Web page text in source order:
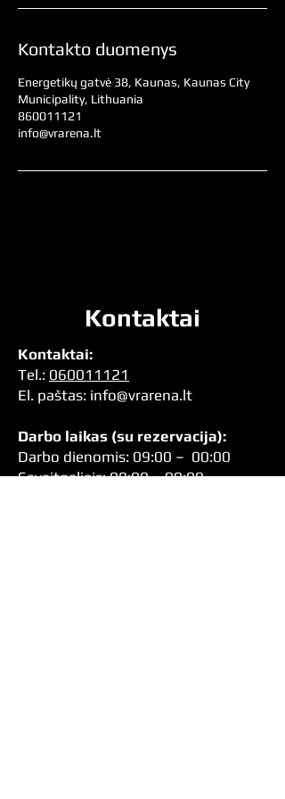
Kontakto duomenys
Energetikų gatvė 38, Kaunas, Kaunas City
Municipality, Lithuania
860011121
info@vrarena.lt
Kontaktai
Kontaktai:
Tel.: 060011121
El. paštas: info@vrarena.lt
Darbo laikas (su rezervacija):
Darbo dienomis: 09:00 – 00:00
Savaitgaliais: 09:00 – 00:00